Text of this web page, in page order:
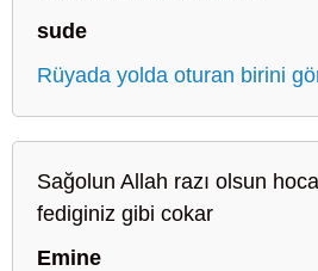
sude
Rüyada yolda oturan birini
Sağolun Allah razı olsun
fediginiz gibi cokar
Emine